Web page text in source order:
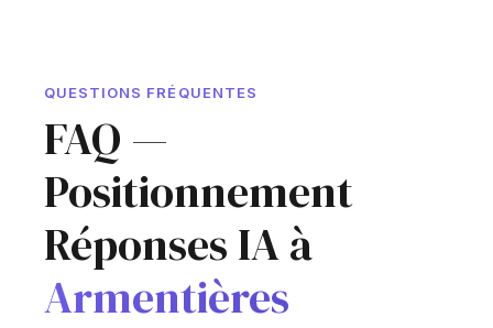
QUESTIONS FRÉQUENTES
FAQ —
Positionnement
Réponses IA à
Armentières